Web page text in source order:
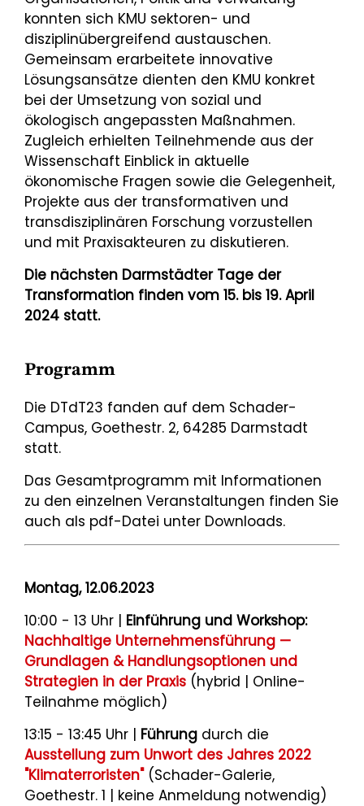
konnten sich KMU sektoren- und
disziplinübergreifend austauschen.
Gemeinsam erarbeitete innovative
Lösungsansätze dienten den KMU konkret
bei der Umsetzung von sozial und
ökologisch angepassten Maßnahmen.
Zugleich erhielten Teilnehmende aus der
Wissenschaft Einblick in aktuelle
ökonomische Fragen sowie die Gelegenheit,
Projekte aus der transformativen und
transdisziplinären Forschung vorzustellen
und mit Praxisakteuren zu diskutieren.
Die nächsten Darmstädter Tage der
Transformation finden vom 15. bis 19. April
2024 statt.
Programm
Die DTdT23 fanden auf dem Schader-
Campus, Goethestr. 2, 64285 Darmstadt
statt.
Das Gesamtprogramm mit Informationen
zu den einzelnen Veranstaltungen finden Sie
auch als pdf-Datei unter Downloads.
Montag, 12.06.2023
10:00 - 13 Uhr | Einführung und Workshop:
Nachhaltige Unternehmensführung —
Grundlagen & Handlungsoptionen und
Strategien in der Praxis (hybrid | Online-
Teilnahme möglich)
13:15 - 13:45 Uhr | Führung durch die
Ausstellung zum Unwort des Jahres 2022
"Klimaterroristen" (Schader-Galerie,
Goethestr. 1 | keine Anmeldung notwendig)